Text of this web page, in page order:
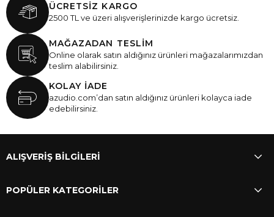
ÜCRETSİZ KARGO
2500 TL ve üzeri alışverişlerinizde kargo ücretsiz.
MAĞAZADAN TESLİM
Online olarak satın aldığınız ürünleri mağazalarımızdan
teslim alabilirsiniz.
KOLAY İADE
azudio.com’dan satın aldığınız ürünleri kolayca iade
edebilirsiniz.
ALIŞVERİŞ BİLGİLERİ
POPÜLER KATEGORİLER